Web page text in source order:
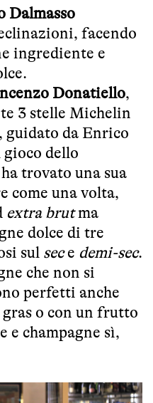
Dalmasso
facendo
ingrediente e
Donatiello,
3 stelle Michelin
guidato da Enrico
dello
trovato una sua
come una volta,
extra brutma
dolce di tre
sul sece demi-sec.
che non si
perfetti anche
o con un frutto
e champagne sì,